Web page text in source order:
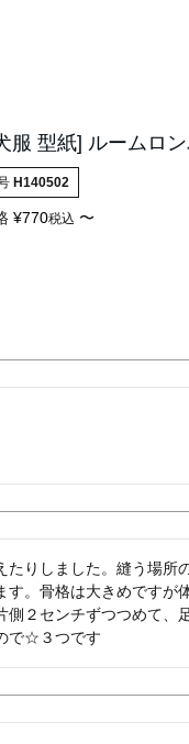
服 型紙] ルームロ
H140502
¥770税込 〜
りしました。縫う場
。骨格は大きめです
２センチずつつめて
で☆３つです